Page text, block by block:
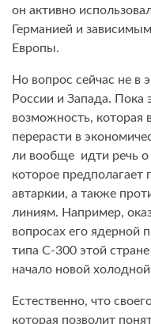
он активно
Германией и
Европы.
Но вопрос сейчас не в
России и Запада. Пока
возможность, которая
перерасти в
ли вообще идти речь о
которое предполагает
автаркии, а также
линиям. Например,
вопросах его ядерной
типа С-300 этой
начало новой
Естественно, что
которая позволит